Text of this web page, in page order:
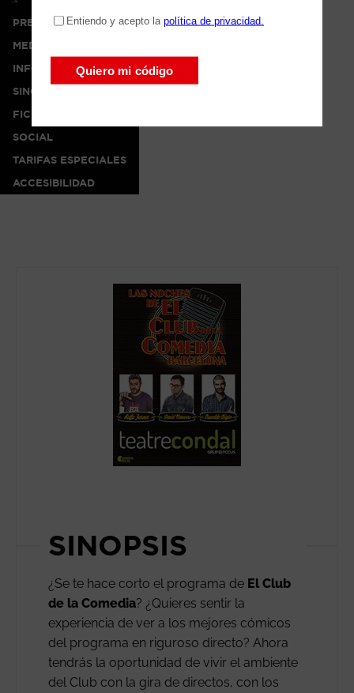
PRENSA
MEDIA
INFO
SINOPSIS
FICHA ARTÍSTICA
SOCIAL
TARIFAS ESPECIALES
ACCESIBILIDAD
SINOPSIS
¿Se te hace corto el programa de El Club
de la Comedia? ¿Quieres sentir la
experiencia de ver a los mejores cómicos
del programa en riguroso directo? Ahora
tendrás la oportunidad de vivir el ambiente
del Club con la gira de directos, con los